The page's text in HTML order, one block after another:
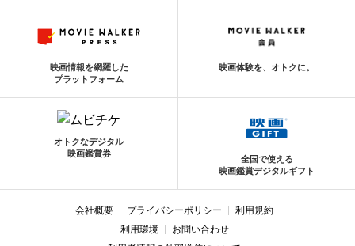
映画情報を網羅した
プラットフォーム
映画体験を、オトクに。
オトクなデジタル
映画鑑賞券
全国で使える
映画鑑賞デジタルギフト
会社概要 プライバシーポリシー
利用規約
利用環境
お問い合わせ